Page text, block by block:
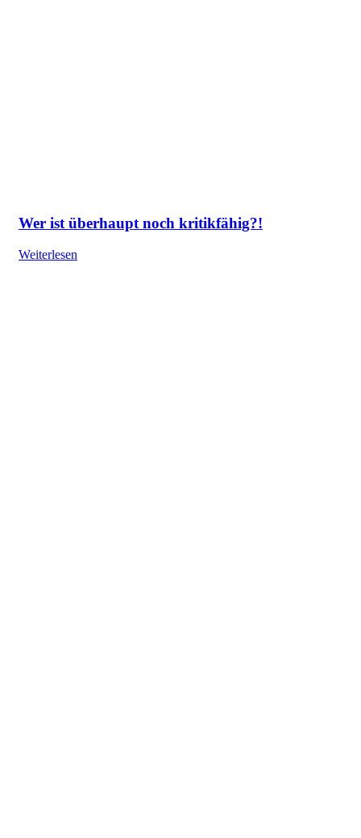
Wer ist überhaupt noch kritikfähig?!
Weiterlesen